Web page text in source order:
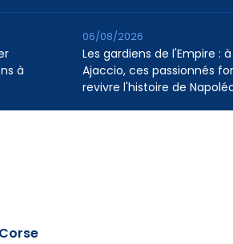
à
Les gardiens de l'Empire : à
Ajaccio, ces passionnés
revivre l'histoire de
06/08/2026